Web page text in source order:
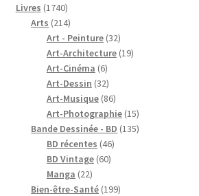
Livres 17401740
produits
Arts 214214
produits
Art - Peinture 3232
produits
Art-Architecture 1919
Art-Cinéma 66
produits
Art-Dessin 3232
produits
Art-Musique 8686
produits
Art-Photographie 1515
produits
Bande Dessinée - BD 135135
BD récentes 4646
BD Vintage 6060
Manga 2222
produits
Bien-être-Santé 199199